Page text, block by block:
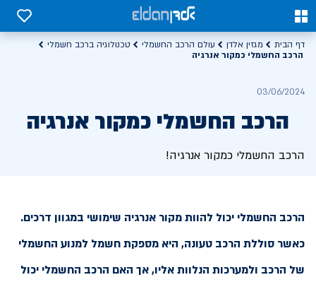
0
0
דף הבית מגזין אלדן עולם הרכב החשמלי
טכנולוגיה ברכב חשמלי
הרכב החשמלי כמקור אנרגיה
03/06/2024
הרכב החשמלי כמקור אנרגיה
הרכב החשמלי כמקור אנרגיה!
הרכב החשמלי יכול להוות מקור אנרגיה שימושי במגוון דרכים.
כאשר סוללת הרכב טעונה, היא מספקת חשמל למנוע החשמלי
של הרכב ולמערכות הנלוות אליו, אך האם הרכב החשמלי יכול